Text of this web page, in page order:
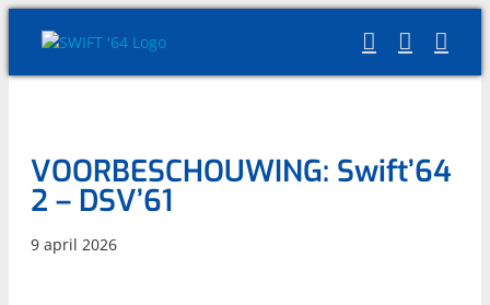
VOORBESCHOUWING: Swift’64
2 – DSV’61
9 april 2026